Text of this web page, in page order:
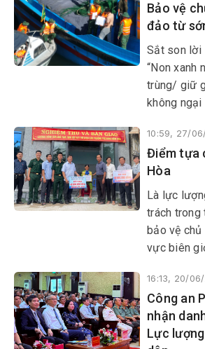
quân đã
cùng với
quân bảo
quyền biển
Tổ quốc
Bảo vệ
đảo từ
Sắt son lời
“Non xanh
trùng/ giữ
không ngại
chuyên
quyền lãnh
giới quốc
Đồn Biên
Nam đã
đồng bộ
phòng, góp
Tổ quốc từ
10:59, 27/
Điểm tựa
Hòa
​​​​​​​Là lực
trách trong
bảo vệ chủ
vực biên
những
xanh Đồn
luôn là
tin cậy của
16:13, 20/
Công an
nhận
Lực